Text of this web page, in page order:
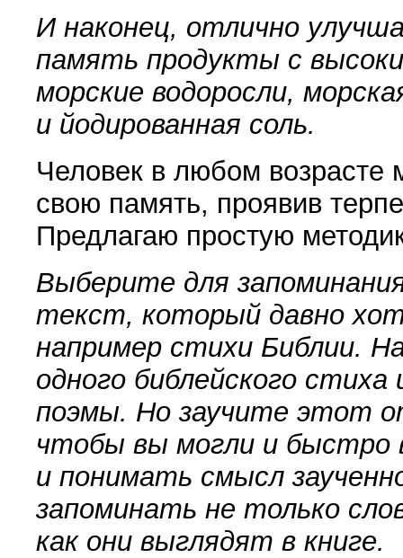
И наконец, отлично
память продукты с
морские водоросли,
и йодированная соль.
Человек в любом возрасте
свою память, проявив
Предлагаю простую
Выберите для
текст, который давно
например стихи Библии.
одного библейского
поэмы. Но заучите этот
что­бы вы могли и быстро
и понимать смысл
запоминать не только
как они выглядят в книге.